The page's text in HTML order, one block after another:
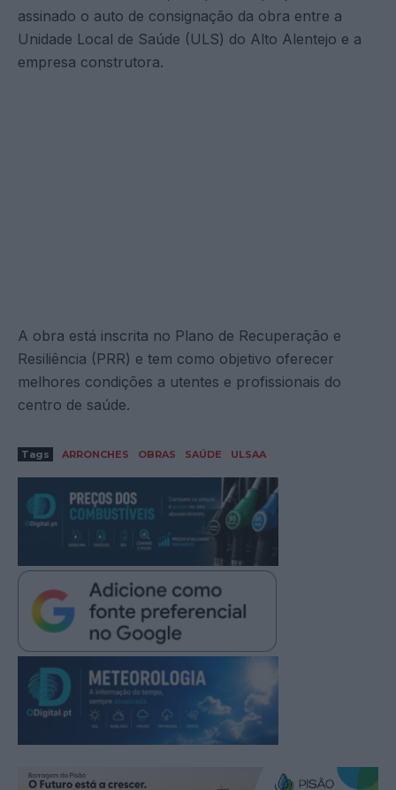
assinado o auto de consignação da obra entre a
Unidade Local de Saúde (ULS) do Alto Alentejo e a
empresa construtora.
A obra está inscrita no Plano de Recuperação e
Resiliência (PRR) e tem como objetivo oferecer
melhores condições a utentes e profissionais do
centro de saúde.
Tags ARRONCHES OBRAS SAÚDE ULSAA